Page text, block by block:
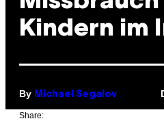
Kindern im
By Michael Segalov
Share: